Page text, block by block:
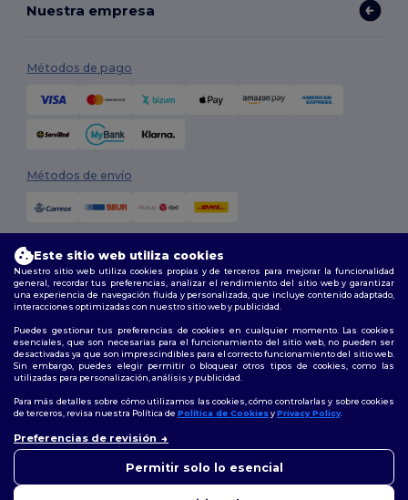
Nuestra empresa
Métodos de pago
Métodos de envío
2026. Todos los derechos reservados
Términos y Condiciones| Política de personalización|Política de
Privacidad|Política de Cookies |Mapa del sitio
Síguenos
Madrid|Barcelona|Valencia|Seville|Zaragoza|Málaga|Murcia|
Alicante
Este sitio web utiliza cookies
Nuestro sitio web utiliza cookies propias y de terceros para mejorar la funcionalidad
general, recordar tus preferencias, analizar el rendimiento del sitio web y garantizar
una experiencia de navegación fluida y personalizada, que incluye contenido adaptado,
interacciones optimizadas con nuestro sitio web y publicidad.
Puedes gestionar tus preferencias de cookies en cualquier momento. Las cookies
esenciales, que son necesarias para el funcionamiento del sitio web, no pueden ser
desactivadas ya que son imprescindibles para el correcto funcionamiento del sitio web.
Sin embargo, puedes elegir permitir o bloquear otros tipos de cookies, como las
utilizadas para personalización, análisis y publicidad.
Para más detalles sobre cómo utilizamos las cookies, cómo controlarlas y sobre cookies
de terceros, revisa nuestra Política de Política de CookiesyPrivacy Policy.
Preferencias de revisión
Permitir solo lo esencial
cualquier momento. Nuestro